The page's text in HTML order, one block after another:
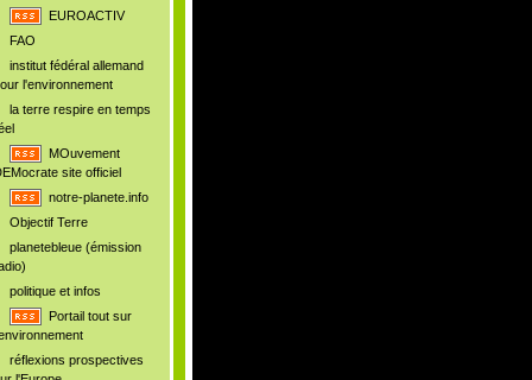
EUROACTIV
FAO
institut fédéral allemand
l'environnement
la terre respire en temps
MOuvement
site officiel
notre-planete.info
Objectif Terre
planetebleue (émission
politique et infos
Portail tout sur
réflexions prospectives